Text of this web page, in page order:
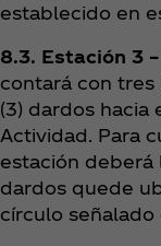
establecido en
8.3. Estación 3
contará con tres
(3) dardos
Actividad. Para
estación deberá
dardos quede
círculo